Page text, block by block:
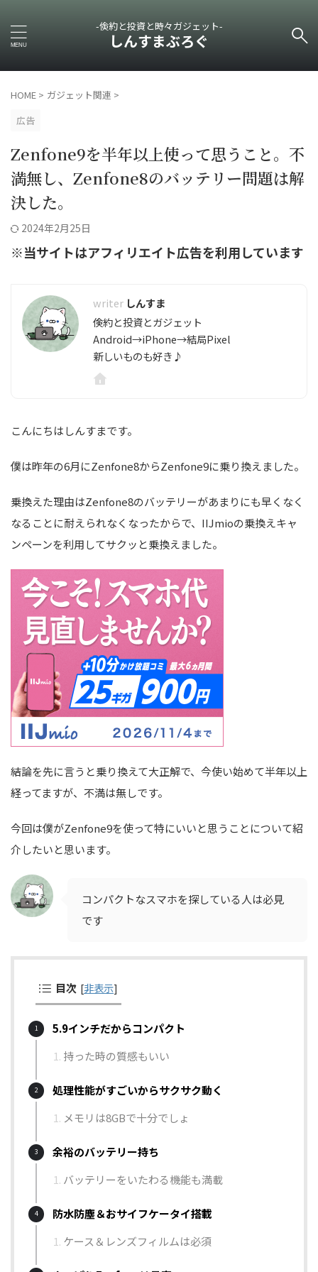
-倹約と投資と時々ガジェット-
しんすまぶろぐ
HOME > ガジェット関連 >
広告
Zenfone9を半年以上使って思うこと。不
満無し、Zenfone8のバッテリー問題は解
決した。
2024年2月25日
※当サイトはアフィリエイト広告を利用しています
しんすま
倹約と投資とガジェット
Android→iPhone→結局Pixel
新しいものも好き♪
こんにちはしんすまです。
僕は昨年の6月にZenfone8からZenfone9に乗り換えました。
乗換えた理由はZenfone8のバッテリーがあまりにも早くなく
なることに耐えられなくなったからで、IIJmioの乗換えキャ
ンペーンを利用してサクッと乗換えました。
結論を先に言うと乗り換えて大正解で、今使い始めて半年以上
経ってますが、不満は無しです。
今回は僕がZenfone9を使って特にいいと思うことについて紹
介したいと思います。
コンパクトなスマホを探している人は必見
です
目次 [非表示]
5.9インチだからコンパクト
持った時の質感もいい
処理性能がすごいからサクサク動く
メモリは8GBで十分でしょ
余裕のバッテリー持ち
バッテリーをいたわる機能も満載
防水防塵＆おサイフケータイ搭載
ケース＆レンズフィルムは必須